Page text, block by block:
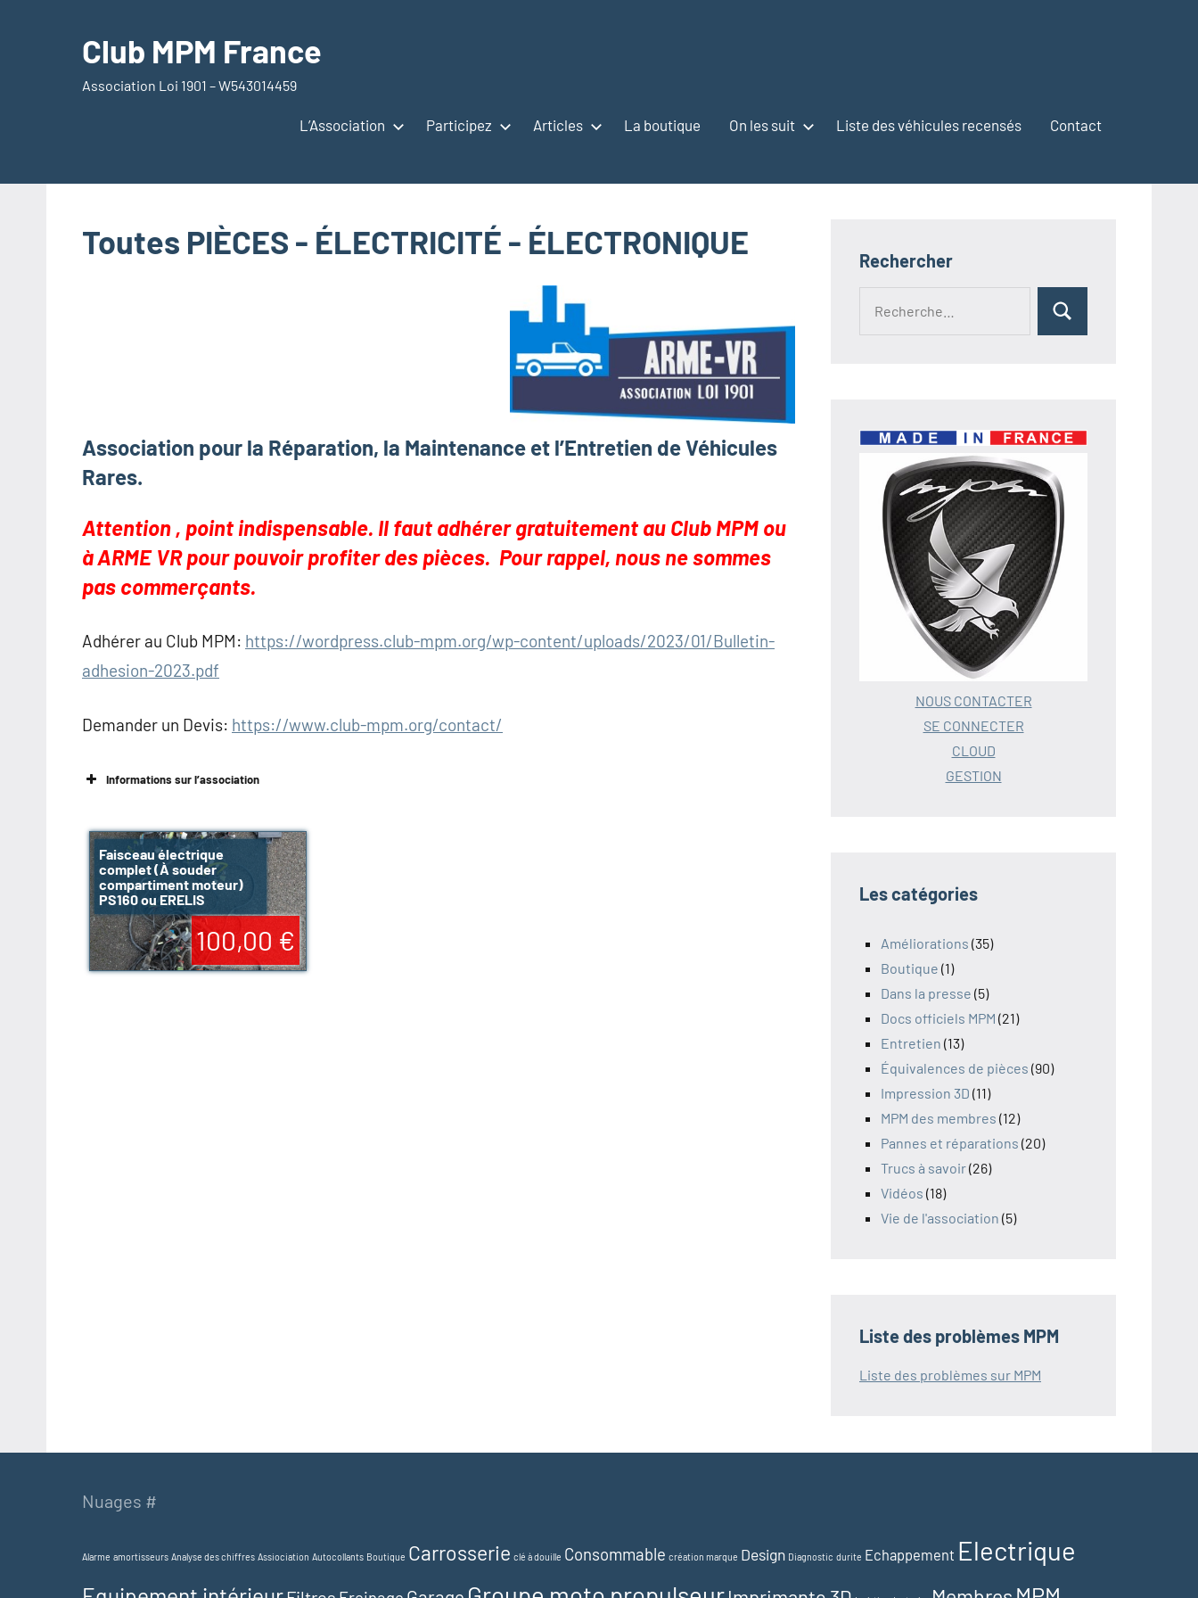
Club MPM France
Association Loi 1901 – W543014459
L’Association Participez Articles La boutique On les suit Liste des véhicules recensés Contact
Toutes PIÈCES - ÉLECTRICITÉ - ÉLECTRONIQUE
Association pour la Réparation, la Maintenance et l’Entretien de Véhicules
Rares.
Attention , point indispensable. Il faut adhérer gratuitement au Club MPM ou
à ARME VR pour pouvoir profiter des pièces. Pour rappel, nous ne sommes
pas commerçants.
Adhérer au Club MPM: https://wordpress.club-mpm.org/wp-content/uploads/2023/01/Bulletin-
adhesion-2023.pdf
Demander un Devis: https://www.club-mpm.org/contact/
Informations sur l’association
Faisceau électrique
complet (À souder
compartiment moteur)
PS160 ou ERELIS
100,00 €
Rechercher
Rechercher
NOUS CONTACTER
SE CONNECTER
CLOUD
GESTION
Les catégories
Améliorations (35)
Boutique (1)
Dans la presse (5)
Docs officiels MPM (21)
Entretien (13)
Équivalences de pièces (90)
Impression 3D (11)
MPM des membres (12)
Pannes et réparations (20)
Trucs à savoir(26)
Vidéos (18)
Vie de l'association (5)
Liste des problèmes MPM
Liste des problèmes sur MPM
Nuages #
Alarme amortisseurs Analyse des chiffres Assiociation Autocollants Boutique Carrosserie clé à douille Consommable création marque Design Diagnostic durite Echappement Electrique